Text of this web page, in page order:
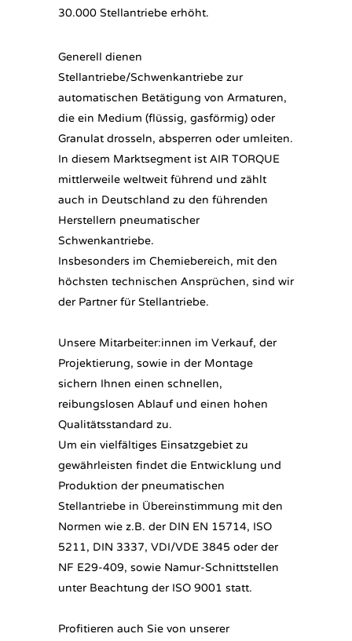
30.000 Stellantriebe erhöht.
Generell dienen
Stellantriebe/Schwenkantriebe zur
automatischen Betätigung von Armaturen,
die ein Medium (flüssig, gasförmig) oder
Granulat drosseln, absperren oder umleiten.
In diesem Marktsegment ist AIR TORQUE
mittlerweile weltweit führend und zählt
auch in Deutschland zu den führenden
Herstellern pneumatischer
Schwenkantriebe.
Insbesonders im Chemiebereich, mit den
höchsten technischen Ansprüchen, sind wir
der Partner für Stellantriebe.
Unsere Mitarbeiter:innen im Verkauf, der
Projektierung, sowie in der Montage
sichern Ihnen einen schnellen,
reibungslosen Ablauf und einen hohen
Qualitätsstandard zu.
Um ein vielfältiges Einsatzgebiet zu
gewährleisten findet die Entwicklung und
Produktion der pneumatischen
Stellantriebe in Übereinstimmung mit den
Normen wie z.B. der DIN EN 15714, ISO
5211, DIN 3337, VDI/VDE 3845 oder der
NF E29-409, sowie Namur-Schnittstellen
unter Beachtung der ISO 9001 statt.
Profitieren auch Sie von unserer